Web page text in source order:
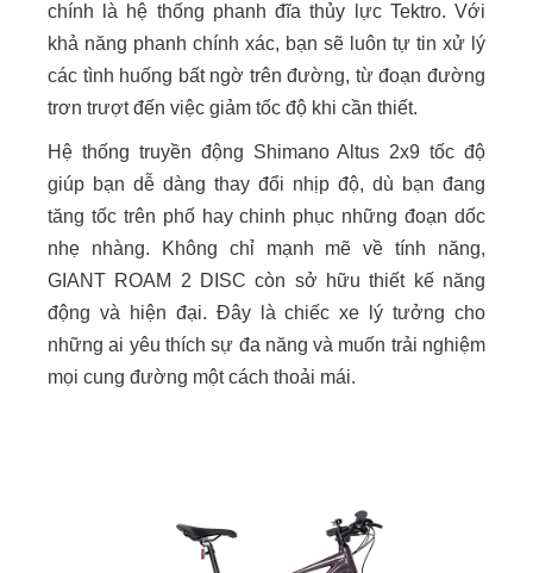
chính là hệ thống phanh đĩa thủy lực Tektro. Với
khả năng phanh chính xác, bạn sẽ luôn tự tin xử lý
các tình huống bất ngờ trên đường, từ đoạn đường
trơn trượt đến việc giảm tốc độ khi cần thiết.
Hệ thống truyền động Shimano Altus 2x9 tốc độ
giúp bạn dễ dàng thay đổi nhịp độ, dù bạn đang
tăng tốc trên phố hay chinh phục những đoạn dốc
nhẹ nhàng. Không chỉ mạnh mẽ về tính năng,
GIANT ROAM 2 DISC còn sở hữu thiết kế năng
động và hiện đại. Đây là chiếc xe lý tưởng cho
những ai yêu thích sự đa năng và muốn trải nghiệm
mọi cung đường một cách thoải mái.